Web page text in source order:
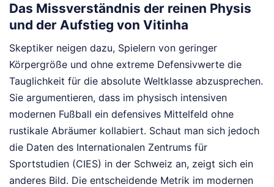
Das Missverständnis der reinen Physis
und der Aufstieg von Vitinha
Skeptiker neigen dazu, Spielern von geringer
Körpergröße und ohne extreme Defensivwerte die
Tauglichkeit für die absolute Weltklasse abzusprechen.
Sie argumentieren, dass im physisch intensiven
modernen Fußball ein defensives Mittelfeld ohne
rustikale Abräumer kollabiert. Schaut man sich jedoch
die Daten des Internationalen Zentrums für
Sportstudien (CIES) in der Schweiz an, zeigt sich ein
anderes Bild. Die entscheidende Metrik im modernen